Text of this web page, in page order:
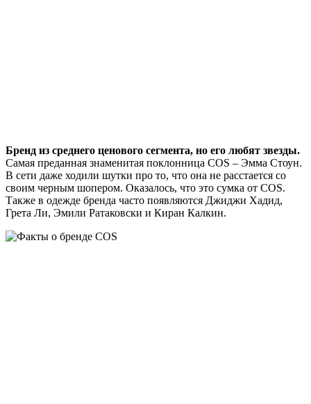
Бренд из среднего ценового сегмента, но его любят звезды.
Самая преданная знаменитая поклонница COS – Эмма Стоун.
В сети даже ходили шутки про то, что она не расстается со
своим черным шопером. Оказалось, что это сумка от COS.
Также в одежде бренда часто появляются Джиджи Хадид,
Грета Ли, Эмили Ратаковски и Киран Калкин.